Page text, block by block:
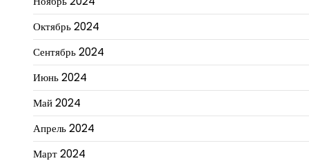
Октябрь 2024
Сентябрь 2024
Июнь 2024
Май 2024
Апрель 2024
Март 2024